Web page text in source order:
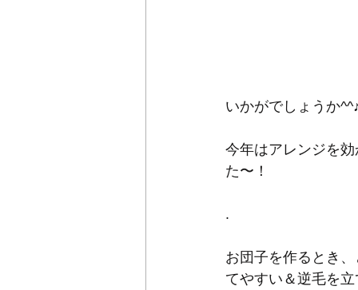
いかがでしょうか
今年はアレンジを
た〜！
.
お団子を作るとき
てやすい＆逆毛を